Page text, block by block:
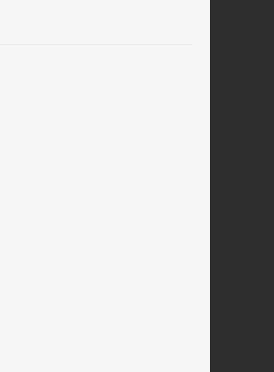
news_id ='$id'" );
as full_story, p.xfields, p.title,